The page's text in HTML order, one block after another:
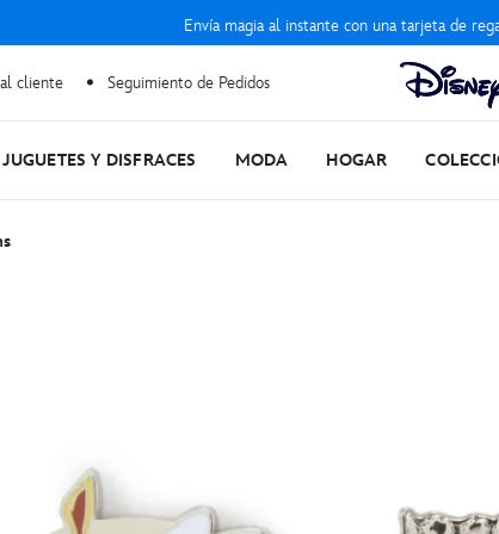
Envía magia al instante con una tarjeta de
cliente Seguimiento de Pedidos
JUGUETES Y DISFRACES MODA HOGAR